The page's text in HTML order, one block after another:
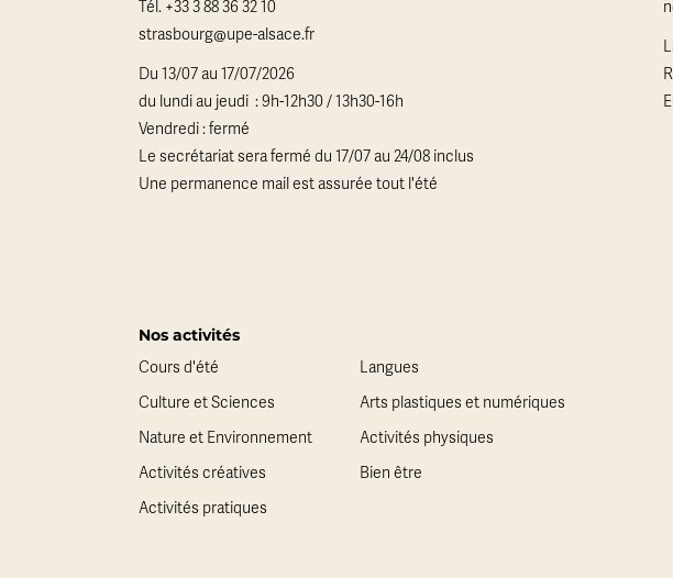
Tél. +33 3 88 36 32 10
strasbourg@upe-alsace.fr
Du 13/07 au 17/07/2026
du lundi au jeudi : 9h-12h30 / 13h30-16h
Vendredi : fermé
Le secrétariat sera fermé du 17/07 au 24/08 inclus
Une permanence mail est assurée tout l'été
Nos activités
Cours d'été
Langues
Culture et Sciences
Arts plastiques et numériques
Nature et Environnement
Activités physiques
Activités créatives
Bien être
Activités pratiques